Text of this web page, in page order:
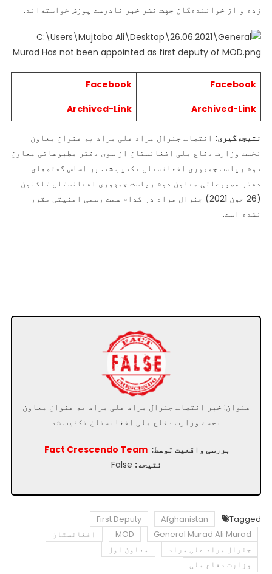
زده و از خواننده‌گان جهت نشر خبر نادرست پوزش خواسته‌اند.
Facebook
Facebook
Archived-Link
Archived-Link
نتیجه‌گیری: انتصاب جنرال مراد علی مراد به عنوان معاون
نخست وزارت دفاع ملی افغانستان از سوی دفتر مطبوعاتی معاون
دوم ریاست جمهوری افغانستان تکذیب شد. بر اساس گفته‌های
دفتر مطبوعاتی معاون دوم ریاست جمهوری افغانستان تاکنون
(26 جون 2021) جنرال مراد در کدام سمت رسمی امنیتی مقرر
نشده است.
عنوان: خبر انتصاب جنرال مراد علی مراد به عنوان معاون
نخست وزارت دفاع ملی افغانستان تکذیب شد
بررسی واقعیت توسط: Fact Crescendo Team
نتیجه:
Tagged
Afghanistan
First Deputy
General Murad Ali Murad
MOD
افغانستان
جنرال مراد علی مراد
معاون اول
وزارت دفاع ملی